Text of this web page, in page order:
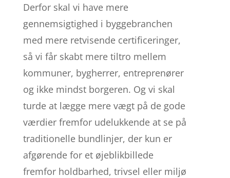
Derfor skal vi have mere
gennemsigtighed i byggebranchen
med mere retvisende certificeringer,
så vi får skabt mere tiltro mellem
kommuner, bygherrer, entreprenører
og ikke mindst borgeren. Og vi skal
turde at lægge mere vægt på de gode
værdier fremfor udelukkende at se på
traditionelle bundlinjer, der kun er
afgørende for et øjeblikbillede
fremfor holdbarhed, trivsel eller miljø